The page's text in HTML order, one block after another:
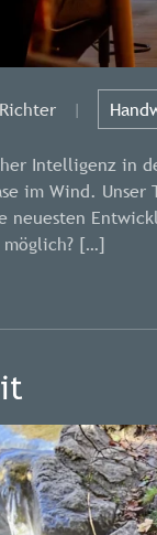
|
Intelligenz in
im Wind.
neuesten
möglich? […]